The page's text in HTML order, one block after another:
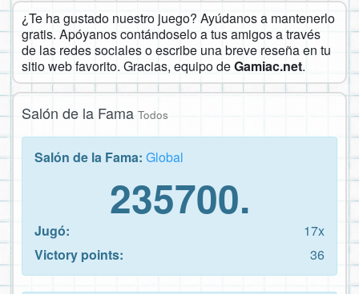
¿Te ha gustado nuestro juego? Ayúdanos a mantenerlo
gratis. Apóyanos contándoselo a tus amigos a través
de las redes sociales o escribe una breve reseña en tu
sitio web favorito. Gracias, equipo deGamiac.net.
Salón de la Fama Todos
Salón de la Fama: Global
235700.
Jugó:
17x
Victory points:
36